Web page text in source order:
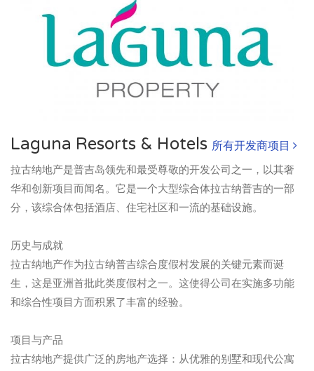
Laguna Resorts & Hotels 所有开发商项目
拉古纳地产是普吉岛领先和最受尊敬的开发公司之一，以其奢
华和创新项目而闻名。它是一个大型综合体拉古纳普吉的一部
分，该综合体包括酒店、住宅社区和一流的基础设施。
历史与成就
拉古纳地产作为拉古纳普吉综合度假村发展的关键元素而诞
生，这是亚洲首批此类度假村之一。这使得公司在实施多功能
和综合性项目方面积累了丰富的经验。
项目与产品
拉古纳地产提供广泛的房地产选择：从优雅的别墅和现代公寓